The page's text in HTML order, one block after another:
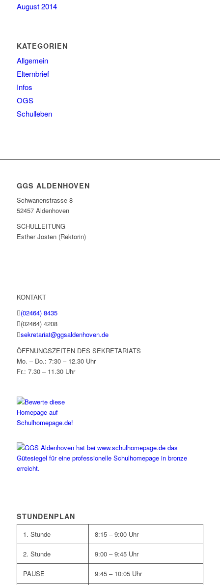
August 2014
KATEGORIEN
Allgemein
Elternbrief
Infos
OGS
Schulleben
GGS ALDENHOVEN
Schwanenstrasse 8
52457 Aldenhoven
SCHULLEITUNG
Esther Josten (Rektorin)
KONTAKT
(02464) 8435
(02464) 4208
sekretariat@ggsaldenhoven.de
ÖFFNUNGSZEITEN DES SEKRETARIATS
Mo. – Do.: 7:30 – 12.30 Uhr
Fr.: 7.30 – 11.30 Uhr
STUNDENPLAN
1. Stunde 8:15 – 9:00 Uhr
2. Stunde 9:00 – 9:45 Uhr
PAUSE 9:45 – 10:05 Uhr